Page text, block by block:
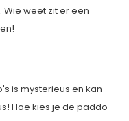
weet zit er een
is mysterieus en kan
Hoe kies je de paddo